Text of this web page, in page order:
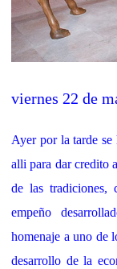
viernes 22 de
Ayer por la tarde se
alli para dar credito
de las
empeño
homenaje a uno de
desarrollo de la